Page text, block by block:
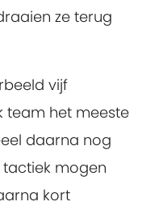
ze terug
vijf
team het meeste
daarna nog
mogen
kort